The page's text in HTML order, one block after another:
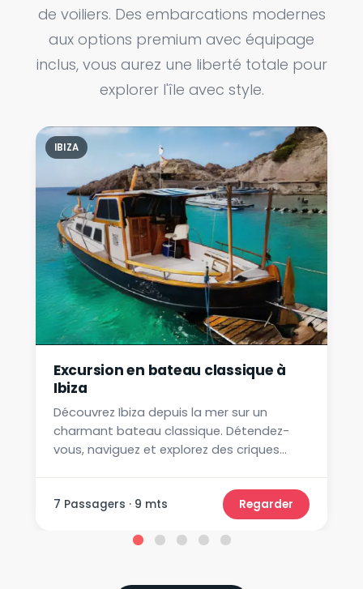
de voiliers. Des embarcations modernes
aux options premium avec équipage
inclus, vous aurez une liberté totale pour
explorer l'île avec style.
IBIZA
Excursion en bateau classique à
Ibiza
Découvrez Ibiza depuis la mer sur un
charmant bateau classique. Détendez-
vous, naviguez et explorez des criques
familles ou les petits groupes.
7 Passagers · 9 mts Regarder